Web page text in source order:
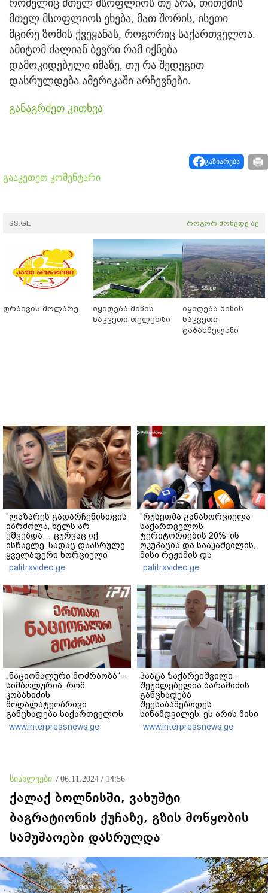
რომელიც მთელ მსოფლიოს თუ არა, თითქმის
მთელ მსოფლიოს ეხება, მათ შორის, ისეთი
მცირე ზომის ქვეყანას, როგორიც საქართველოა.
ამიტომ ძალიან ბევრი რამ იქნება
დამოკიდებული იმაზე, თუ რა შედეგით
დასრულდება ამერიკაში არჩევნები.
განაგრძეთ კითხვა
გაზიარება
გააკეთეთ კომენტარი
SS.GE როგორ მოხვდე აქ
დრაივის მოლარე
იყიდება მიწის
ნაკვეთი თელეთში
იყიდება მიწის
ნაკვეთი
ტაბახმელაში
"ლაზარეს გადარჩენისთვის
იბრძოლა, ხელს არ
უშვებდა… ცურვაც იქ
ისწავლე, სადაც დაასრულე
ყველაფერი ხორციელი
ცხოვრებიდან" – რას წერს
ხობში დაღუპული დედა-
შვილის ახლობელი?
palitravideo.ge
"რუსეთმა განახორციელა
საქართველოს
ტერიტორიების 20%-ის
ოკუპაცია და სააკაშვილის,
მისი რეჟიმის და
"ნაცმოძრაობის" ღალატი
ვერანაირად ვერ
გადაფარავს ამ
დანაშაულს" - ირაკლი
კობახიძე
palitravideo.ge
„ნაციონალური მოძრაობა“ -
სიმბოლურია, რომ
კობახიძის
მოღალატეობრივი
განცხადება საქართველოს
თავისუფლებისთვის
შეწირული გმირების
www.interpressnews.ge
პაატა ზაქარეიშვილი -
შეუძლებელია ბარამიძის
განცხადება
შეესაბამებოდეს
სინამდვილეს, ეს არის მისი
მოსაზრება, აბსოლუტურად
ამოვარდნილი
www.interpressnews.ge
სიახლეები / 06.11.2024 / 14:56
ქალაქ ბოლნისში, ვახუშტი
ბაგრატიონის ქუჩაზე, გზის მოწყობის
სამუშაოები დასრულდა